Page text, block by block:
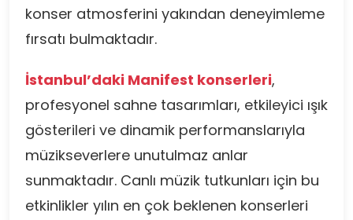
konser atmosferini yakından deneyimleme
fırsatı bulmaktadır.
İstanbul’daki Manifest konserleri,
profesyonel sahne tasarımları, etkileyici ışık
gösterileri ve dinamik performanslarıyla
müzikseverlere unutulmaz anlar
sunmaktadır. Canlı müzik tutkunları için bu
etkinlikler yılın en çok beklenen konserleri